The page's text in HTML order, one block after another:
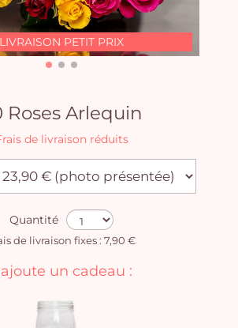
LIVRAISON PETIT PRIX
Roses Arlequin
de livraison réduits
Quantité
de livraison fixes : 7,90 €
un cadeau :